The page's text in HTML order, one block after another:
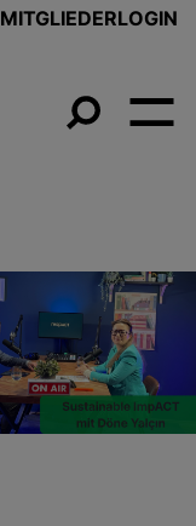
MITGLIEDERLOGIN